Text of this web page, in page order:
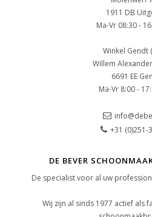
1911 DB
Ma-Vr 08:30 -
Winkel Gendt
Willem
6691 EE
Ma-Vr 8:00 -
+31 (0)251-
DE BEVER
De specialist voor al uw
Wij zijn al sinds 1977 actief als